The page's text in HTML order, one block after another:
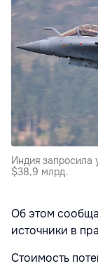
Индия запросила
$38,9 млрд.
Об этом
источники в
Стоимость